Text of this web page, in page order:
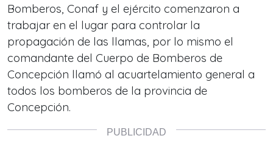
Bomberos, Conaf y el ejército comenzaron a
trabajar en el lugar para controlar la
propagación de las llamas, por lo mismo el
comandante del Cuerpo de Bomberos de
Concepción llamó al acuartelamiento general a
todos los bomberos de la provincia de
Concepción.